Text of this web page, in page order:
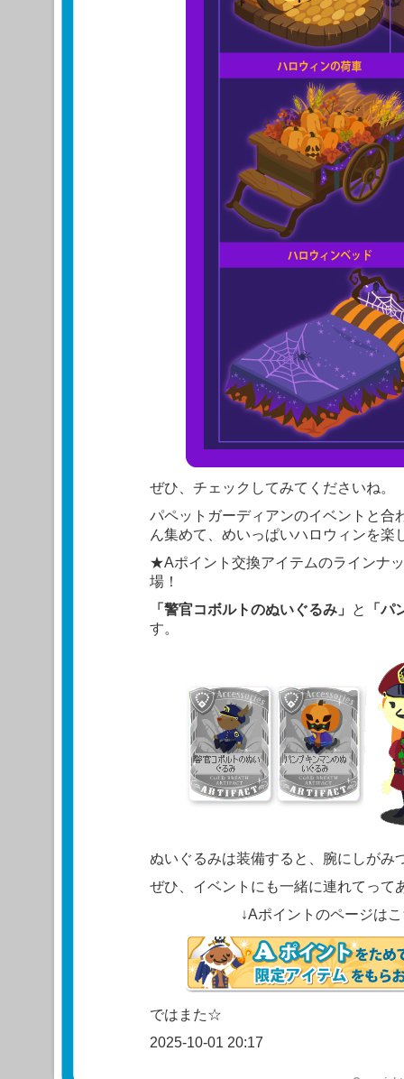
ぜひ、チェックしてみてくださいね。
パペットガーディアンのイベントと合
ん集めて、めいっぱいハロウィンを楽
★Aポイント交換アイテムのラインナ
場！
「警官コボルトのぬいぐるみ」
と
「
す。
ぬいぐるみは装備すると、腕にしがみ
ぜひ、イベントにも一緒に連れてって
↓Aポイントのページは
ではまた☆
2025-10-01 20:17